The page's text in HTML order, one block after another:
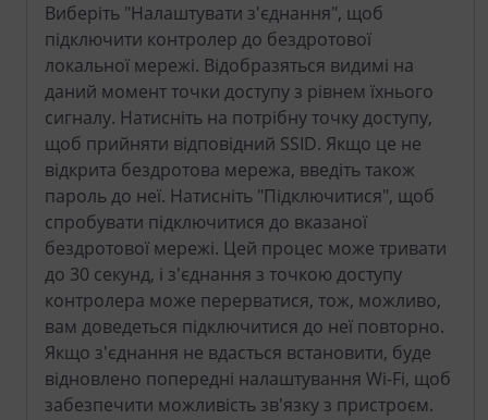
Виберіть "Налаштувати з'єднання", щоб
підключити контролер до бездротової
локальної мережі. Відобразяться видимі на
даний момент точки доступу з рівнем їхнього
сигналу. Натисніть на потрібну точку доступу,
щоб прийняти відповідний SSID. Якщо це не
відкрита бездротова мережа, введіть також
пароль до неї. Натисніть "Підключитися", щоб
спробувати підключитися до вказаної
бездротової мережі. Цей процес може тривати
до 30 секунд, і з'єднання з точкою доступу
контролера може перерватися, тож, можливо,
вам доведеться підключитися до неї повторно.
Якщо з'єднання не вдасться встановити, буде
відновлено попередні налаштування Wi-Fi, щоб
забезпечити можливість зв'язку з пристроєм.